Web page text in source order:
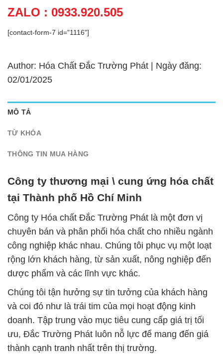
ZALO : 0933.920.505
[contact-form-7 id="1116"]
Author: Hóa Chất Đắc Trường Phát | Ngày đăng:
02/01/2025
MÔ TẢ
TỪ KHÓA
THÔNG TIN MUA HÀNG
Công ty thương mại \ cung ứng hóa chất
tại Thành phố Hồ Chí Minh
Công ty Hóa chất Đắc Trường Phát là một đơn vị
chuyên bán và phân phối hóa chất cho nhiều ngành
công nghiệp khác nhau. Chúng tôi phục vụ một loạt
rộng lớn khách hàng, từ sản xuất, nông nghiệp đến
dược phẩm và các lĩnh vực khác.
Chúng tôi tận hưởng sự tin tưởng của khách hàng
và coi đó như là trái tim của mọi hoạt động kinh
doanh. Tập trung vào mục tiêu cung cấp giá trị tối
ưu, Đắc Trường Phát luôn nỗ lực để mang đến giá
thành cạnh tranh nhất trên thị trường.